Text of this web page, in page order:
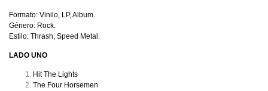
Formato: Vinilo, LP, Album.
Género: Rock.
Estilo: Thrash, Speed Metal.
LADO UNO
Hit The Lights
The Four Horsemen